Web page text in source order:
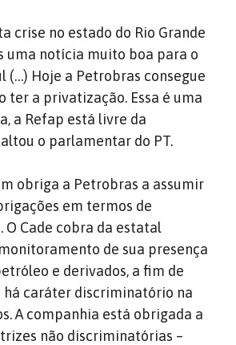
crise no estado do Rio Grande
uma notícia muito boa para o
(…) Hoje a Petrobras consegue
ter a privatização. Essa é uma
a Refap está livre da
o parlamentar do PT.
obriga a Petrobras a assumir
em termos de
Cade cobra da estatal
de sua presença
e derivados, a fim de
há caráter discriminatório na
A companhia está obrigada a
não discriminatórias –